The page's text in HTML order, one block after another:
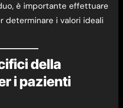
è importante effettuare
determinare i valori ideali
della
i pazienti